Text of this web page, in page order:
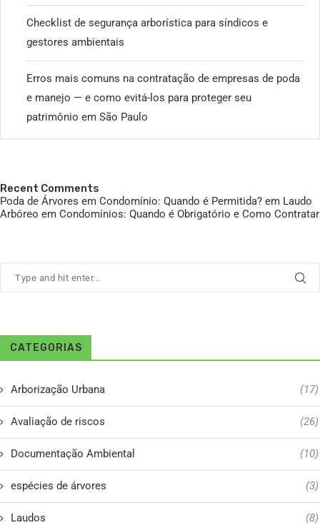
Checklist de segurança arborística para síndicos e
gestores ambientais
Erros mais comuns na contratação de empresas de poda
e manejo — e como evitá-los para proteger seu
patrimônio em São Paulo
Recent Comments
Poda de Árvores em Condomínio: Quando é Permitida? em Laudo
Arbóreo em Condomínios: Quando é Obrigatório e Como Contratar
CATEGORIAS
Arborização Urbana (17)
Avaliação de riscos (26)
Documentação Ambiental (10)
espécies de árvores (3)
Laudos (8)